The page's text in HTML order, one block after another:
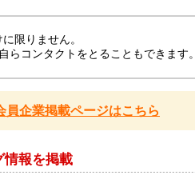
限りません。
らコンタクトをとることもできます。
員企業掲載ページはこちら
情報を掲載